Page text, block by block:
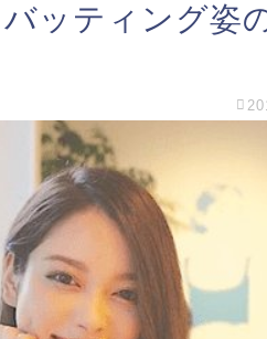
ッティング姿